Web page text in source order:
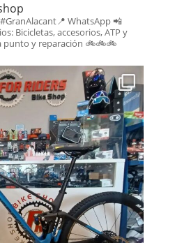
WhatsApp 📲
Bicicletas, accesorios, ATP y
punto y reparación 🚲🚲🚲